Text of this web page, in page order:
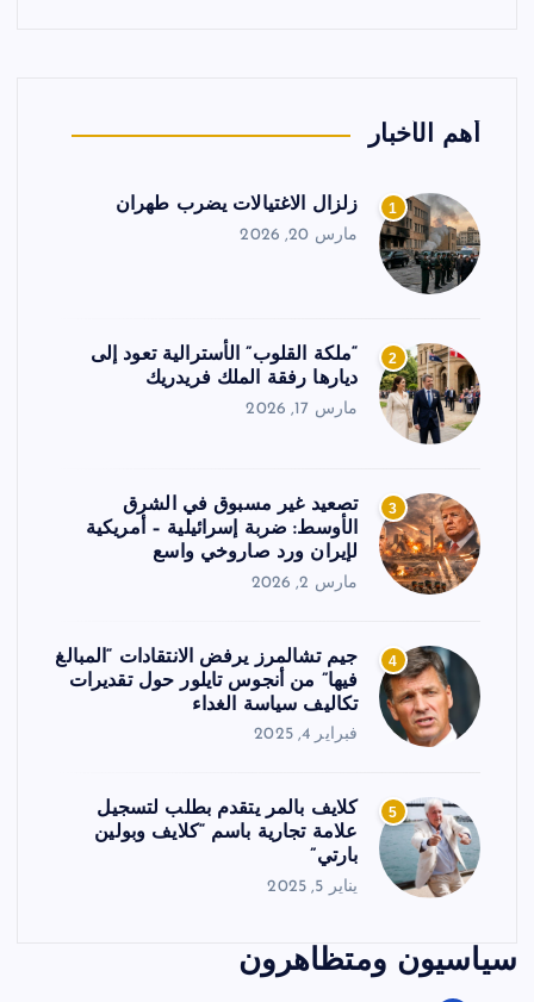
أهم الأخبار
1 زلزال الاغتيالات يضرب طهران
مارس 20, 2026
2
“ملكة القلوب” الأسترالية تعود إلى
ديارها رفقة الملك فريدريك
مارس 17, 2026
3
تصعيد غير مسبوق في الشرق
الأوسط: ضربة إسرائيلية – أمريكية
لإيران ورد صاروخي واسع
مارس 2, 2026
4
جيم تشالمرز يرفض الانتقادات “المبالغ
فيها” من أنجوس تايلور حول تقديرات
تكاليف سياسة الغداء
فبراير 4, 2025
5
كلايف بالمر يتقدم بطلب لتسجيل
علامة تجارية باسم “كلايف وبولين
بارتي”
يناير 5, 2025
سياسيون ومتظاهرون